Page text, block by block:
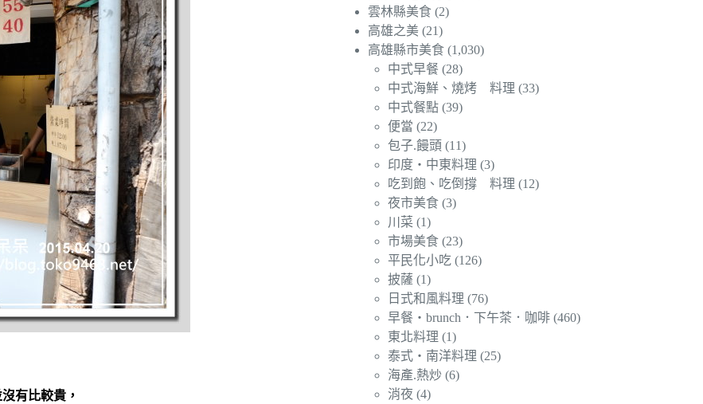
有比較貴，
雲林縣美食 (2)
高雄之美 (21)
高雄縣市美食 (1,030)
中式早餐 (28)
中式海鮮、燒烤 料理 (33)
中式餐點 (39)
便當 (22)
包子.饅頭 (11)
印度‧中東料理 (3)
吃到飽、吃倒撐 料理 (12)
夜市美食 (3)
川菜 (1)
市場美食 (23)
平民化小吃 (126)
披薩 (1)
日式和風料理 (76)
早餐‧brunch．下午茶．咖啡 (460)
東北料理 (1)
泰式‧南洋料理 (25)
海產.熱炒 (6)
消夜 (4)